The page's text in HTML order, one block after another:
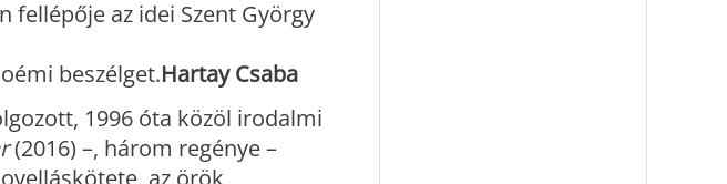
fellépője az idei Szent György
beszélget.Hartay Csaba
1996 óta közöl irodalmi
(2016) –, három regénye –
az örök